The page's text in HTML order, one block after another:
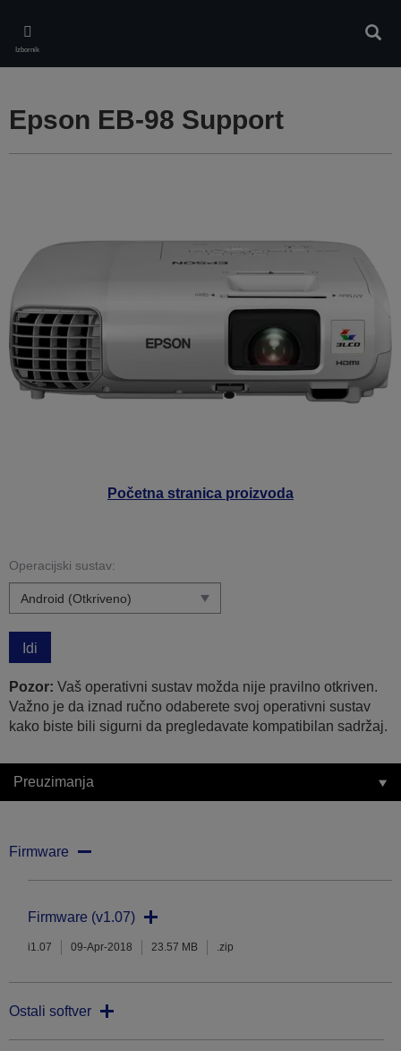
main
content
Izbornik
Početna stranica proizvoda
Epson EB-98 Support
Operacijski sustav:
Idi
Pozor: Vaš operativni sustav možda nije pravilno otkriven.
Važno je da iznad ručno odaberete svoj operativni sustav
kako biste bili sigurni da pregledavate kompatibilan sadržaj.
Preuzimanja
Firmware
Firmware (v1.07)
i1.07 09-Apr-2018 23.57 MB .zip
Ostali softver